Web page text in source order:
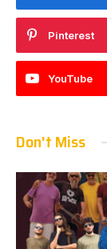
Pinterest
YouTube
Don't Miss